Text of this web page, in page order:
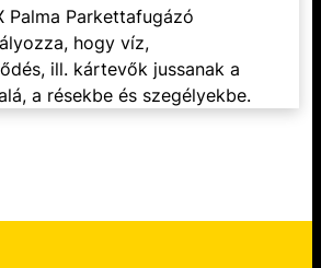
Palma Parkettafugázó
hogy víz,
ill. kártevők jussanak a
a résekbe és szegélyekbe.